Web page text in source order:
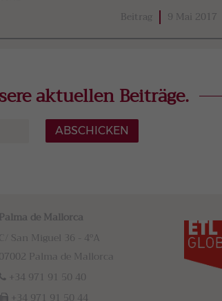
Beitrag 9 Mai 2017
aktuellen Beiträge.
ABSCHICKEN
Palma de Mallorca
C/ San Miguel 36 - 4ºA
07002 Palma de Mallorca
+34 971 91 50 40
+34 971 91 50 44